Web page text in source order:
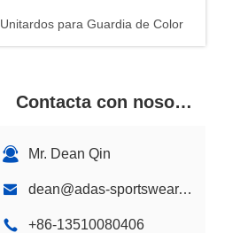
Unitardos para Guardia de Color
Contacta con nosotros
Mr. Dean Qin
dean@adas-sportswear.com
+86-13510080406